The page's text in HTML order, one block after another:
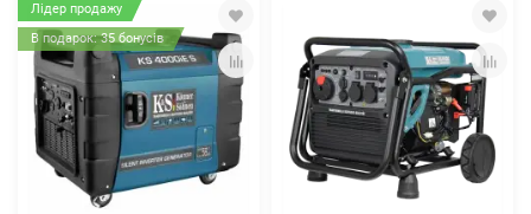
Лідер продажу
В подарок: 35 бонусів